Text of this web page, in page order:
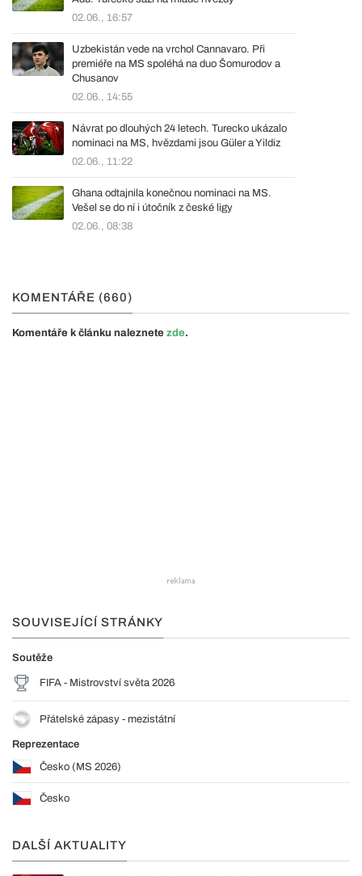
02.06., 16:57
Uzbekistán vede na vrchol Cannavaro. Při
premiéře na MS spoléhá na duo Šomurodov a
Chusanov
02.06., 14:55
Návrat po dlouhých 24 letech. Turecko ukázalo
nominaci na MS, hvězdami jsou Güler a Yildiz
02.06., 11:22
Ghana odtajnila konečnou nominaci na MS.
Vešel se do ní i útočník z české ligy
02.06., 08:38
KOMENTÁŘE (660)
Komentáře k článku naleznete zde.
SOUVISEJÍCÍ STRÁNKY
Soutěže
FIFA - Mistrovství světa 2026
Přátelské zápasy - mezistátní
Reprezentace
Česko (MS 2026)
Česko
DALŠÍ AKTUALITY